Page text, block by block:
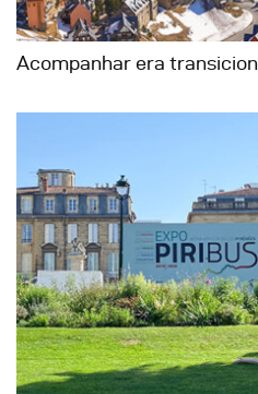
Acompanhar era transicion